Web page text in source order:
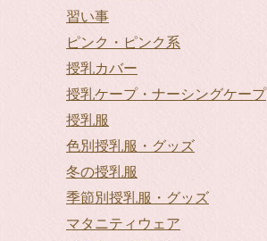
習い事
ピンク・ピンク系
授乳カバー
授乳ケープ・ナーシングケープ
授乳服
色別授乳服・グッズ
冬の授乳服
季節別授乳服・グッズ
マタニティウェア